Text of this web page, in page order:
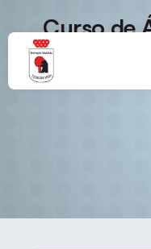
Curso de